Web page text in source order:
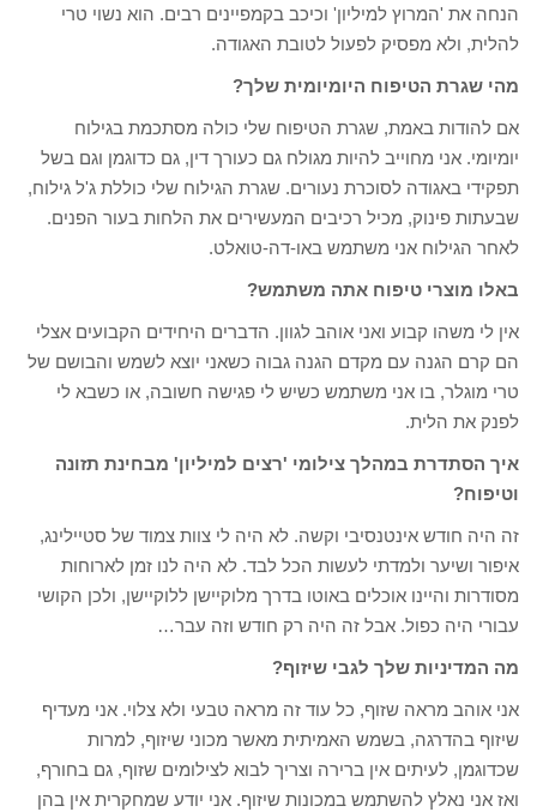
הנחה את 'המרוץ למיליון' וכיכב בקמפיינים רבים. הוא נשוי טרי
להלית, ולא מפסיק לפעול לטובת האגודה.
מהי שגרת הטיפוח היומיומית שלך?
אם להודות באמת, שגרת הטיפוח שלי כולה מסתכמת בגילוח
יומיומי. אני מחוייב להיות מגולח גם כעורך דין, גם כדוגמן וגם בשל
תפקידי באגודה לסוכרת נעורים. שגרת הגילוח שלי כוללת ג'ל גילוח,
שבעתות פינוק, מכיל רכיבים המעשירים את הלחות בעור הפנים.
לאחר הגילוח אני משתמש באו-דה-טואלט.
באלו מוצרי טיפוח אתה משתמש?
אין לי משהו קבוע ואני אוהב לגוון. הדברים היחידים הקבועים אצלי
הם קרם הגנה עם מקדם הגנה גבוה כשאני יוצא לשמש והבושם של
טרי מוגלר, בו אני משתמש כשיש לי פגישה חשובה, או כשבא לי
לפנק את הלית.
איך הסתדרת במהלך צילומי 'רצים למיליון' מבחינת תזונה
וטיפוח?
זה היה חודש אינטנסיבי וקשה. לא היה לי צוות צמוד של סטיילינג,
איפור ושיער ולמדתי לעשות הכל לבד. לא היה לנו זמן לארוחות
מסודרות והיינו אוכלים באוטו בדרך מלוקיישן ללוקיישן, ולכן הקושי
עבורי היה כפול. אבל זה היה רק חודש וזה עבר…
מה המדיניות שלך לגבי שיזוף?
אני אוהב מראה שזוף, כל עוד זה מראה טבעי ולא צלוי. אני מעדיף
שיזוף בהדרגה, בשמש האמיתית מאשר מכוני שיזוף, למרות
שכדוגמן, לעיתים אין ברירה וצריך לבוא לצילומים שזוף, גם בחורף,
ואז אני נאלץ להשתמש במכונות שיזוף. אני יודע שמחקרית אין בהן